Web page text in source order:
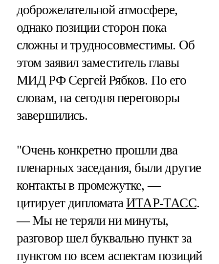
доброжелательной атмосфере,
однако позиции сторон пока
сложны и трудносовместимы. Об
этом заявил заместитель главы
МИД РФ Сергей Рябков. По его
словам, на сегодня переговоры
завершились.
"Очень конкретно прошли два
пленарных заседания, были другие
контакты в промежутке, —
цитирует дипломатаИТАР-ТАСС.
— Мы не теряли ни минуты,
разговор шел буквально пункт за
пунктом по всем аспектам позиций